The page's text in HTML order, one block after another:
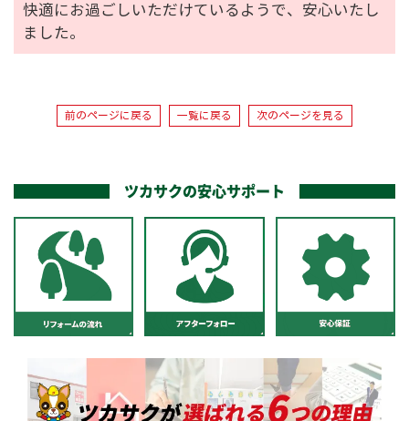
快適にお過ごしいただけているようで、安心いたし
ました。
前のページに戻る 一覧に戻る 次のページを見る
ツカサクの安心サポート